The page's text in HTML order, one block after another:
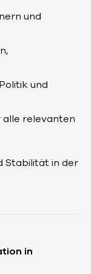
und
und
relevanten
Stabilität in der
in